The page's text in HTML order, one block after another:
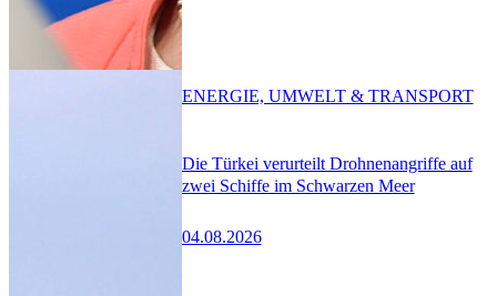
Die Türkei verurteilt Drohnenangriffe auf
zwei Schiffe im Schwarzen Meer
04.08.2026
ENERGIE, UMWELT & TRANSPORT